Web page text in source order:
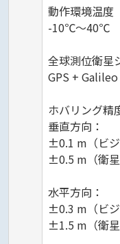
動作環境温度
-10℃～40℃
全球測位衛星
GPS +
ホバリング精
垂直方向：
±0.1 m（ビジ
±0.5 m（衛星
水平方向：
±0.3 m（ビジ
±1.5 m（衛星